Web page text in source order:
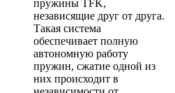
пружины TFK,
независящие друг от друга.
Такая система
обеспечивает полную
автономную работу
пружин, сжатие одной из
них происходит в